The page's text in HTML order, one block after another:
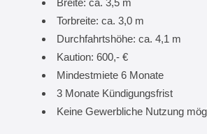
Breite: ca. 3,5 m
Torbreite: ca. 3,0 m
Durchfahrtshöhe: ca. 4,1 m
Kaution: 600,- €
Mindestmiete 6 Monate
3 Monate Kündigungsfrist
Keine Gewerbliche Nutzung